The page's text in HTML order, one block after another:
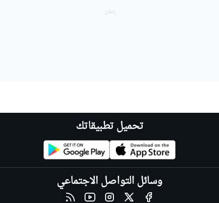
تحميل تطبيقاتك
وسائل التواصل الاجتماعي